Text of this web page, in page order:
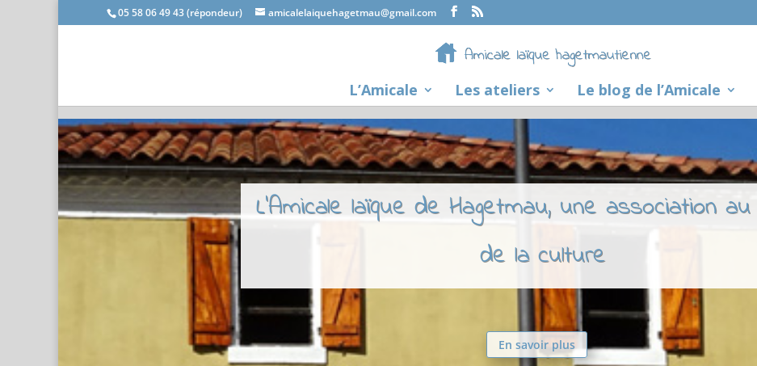
05 58 06 49 43 (répondeur) amicalelaiquehagetmau@gmail.com
L’Amicale Les ateliers Le blog de l’Amicale
L'Amicale laïque de Hagetmau, une association
de la culture
En savoir plus